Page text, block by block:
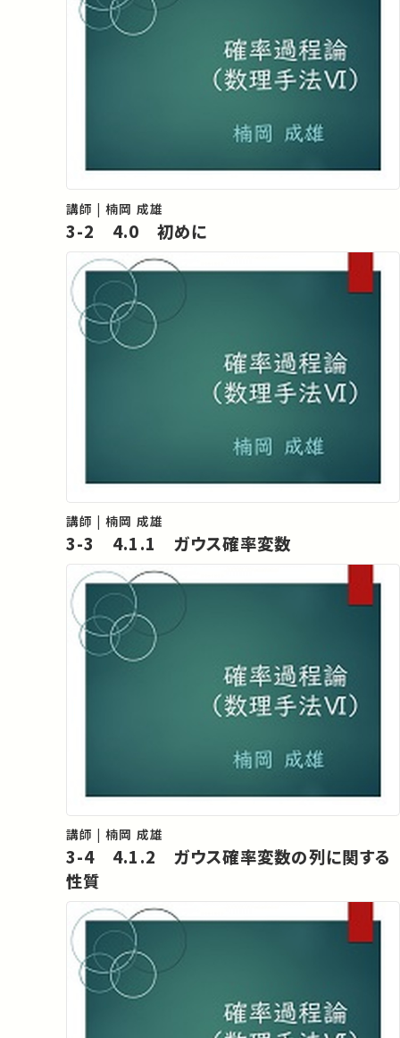
講師 | 楠岡 成雄
3-2 4.0 初めに
講師 | 楠岡 成雄
3-3 4.1.1 ガウス確率変数
講師 | 楠岡 成雄
3-4 4.1.2 ガウス確率変数の列に関する
性質